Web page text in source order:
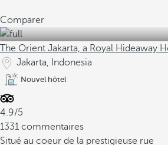
Comparer
The Orient Jakarta, a Royal Hideaway
Jakarta, Indonesia
Nouvel hôtel
4.9/5
1331 commentaires
Situé au coeur de la prestigieuse rue